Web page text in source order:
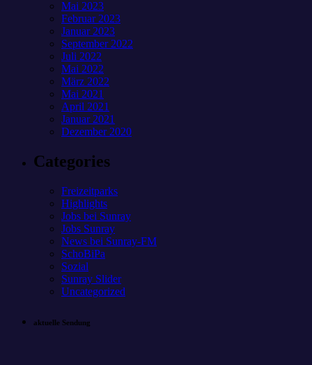
Mai 2023
Februar 2023
Januar 2023
September 2022
Juli 2022
Mai 2022
März 2022
Mai 2021
April 2021
Januar 2021
Dezember 2020
Categories
Freizeitparks
Highlights
Jobs bei Sunray
Jobs Sunray
News bei Sunray-FM
SchoBiPa
Sozial
Sunray Slider
Uncategorized
aktuelle Sendung